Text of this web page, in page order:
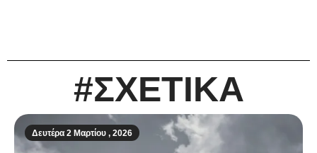
#ΣΧΕΤΙΚΑ
Δευτέρα 2 Μαρτίου , 2026